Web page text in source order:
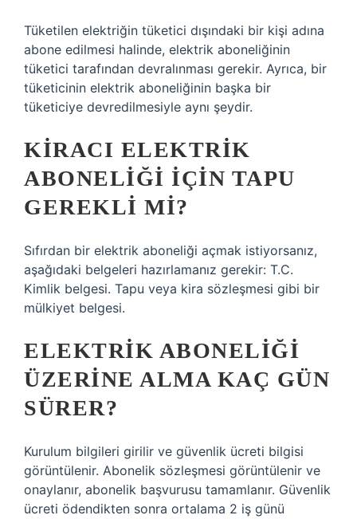
Tüketilen elektriğin tüketici dışındaki bir kişi adına
abone edilmesi halinde, elektrik aboneliğinin
tüketici tarafından devralınması gerekir. Ayrıca, bir
tüketicinin elektrik aboneliğinin başka bir
tüketiciye devredilmesiyle aynı şeydir.
KIRACI ELEKTRIK
ABONELIĞI IÇIN TAPU
GEREKLI MI?
Sıfırdan bir elektrik aboneliği açmak istiyorsanız,
aşağıdaki belgeleri hazırlamanız gerekir: T.C.
Kimlik belgesi. Tapu veya kira sözleşmesi gibi bir
mülkiyet belgesi.
ELEKTRIK ABONELIĞI
ÜZERINE ALMA KAÇ GÜN
SÜRER?
Kurulum bilgileri girilir ve güvenlik ücreti bilgisi
görüntülenir. Abonelik sözleşmesi görüntülenir ve
onaylanır, abonelik başvurusu tamamlanır. Güvenlik
ücreti ödendikten sonra ortalama 2 iş günü